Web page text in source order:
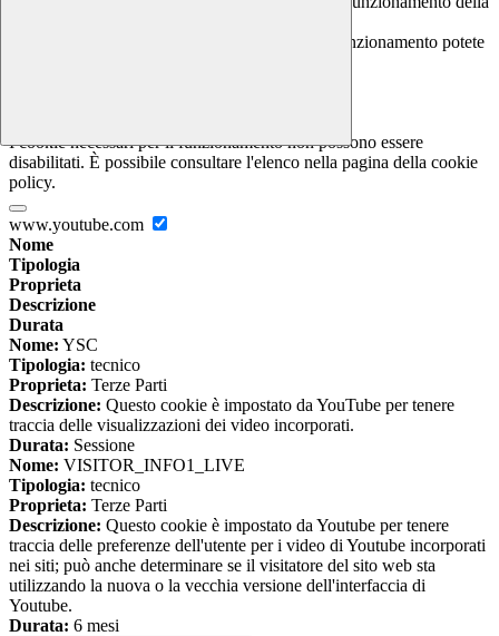
Per conoscere quali sono i cookie necessari al funzionamento potete
I cookie necessari per il funzionamento non possono essere
disabilitati. È possibile consultare l'elenco nella pagina della cookie
policy.
www.youtube.com
Nome
Tipologia
Proprieta
Descrizione
Durata
Nome: YSC
Tipologia: tecnico
Proprieta: Terze Parti
Descrizione: Questo cookie è impostato da YouTube per tenere
traccia delle visualizzazioni dei video incorporati.
Durata: Sessione
Nome: VISITOR_INFO1_LIVE
Tipologia: tecnico
Proprieta: Terze Parti
Descrizione: Questo cookie è impostato da Youtube per tenere
traccia delle preferenze dell'utente per i video di Youtube incorporati
nei siti; può anche determinare se il visitatore del sito web sta
utilizzando la nuova o la vecchia versione dell'interfaccia di
Youtube.
Durata: 6 mesi